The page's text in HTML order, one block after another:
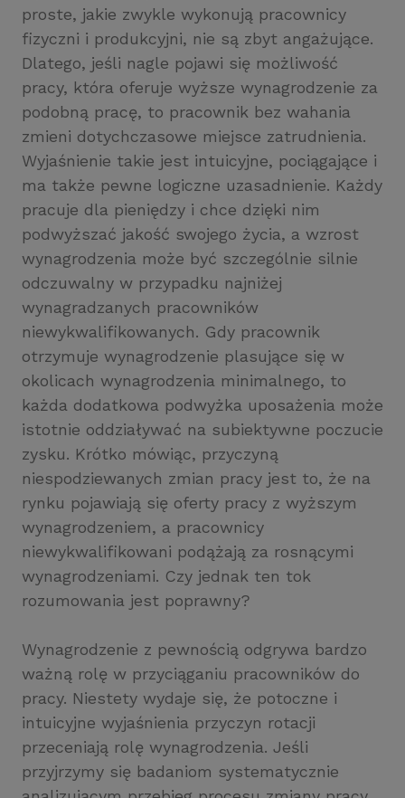
proste, jakie zwykle wykonują pracownicy
fizyczni i produkcyjni, nie są zbyt angażujące.
Dlatego, jeśli nagle pojawi się możliwość
pracy, która oferuje wyższe wynagrodzenie za
podobną pracę, to pracownik bez wahania
zmieni dotychczasowe miejsce zatrudnienia.
Wyjaśnienie takie jest intuicyjne, pociągające i
ma także pewne logiczne uzasadnienie. Każdy
pracuje dla pieniędzy i chce dzięki nim
podwyższać jakość swojego życia, a wzrost
wynagrodzenia może być szczególnie silnie
odczuwalny w przypadku najniżej
wynagradzanych pracowników
niewykwalifikowanych. Gdy pracownik
otrzymuje wynagrodzenie plasujące się w
okolicach wynagrodzenia minimalnego, to
każda dodatkowa podwyżka uposażenia może
istotnie oddziaływać na subiektywne poczucie
zysku. Krótko mówiąc, przyczyną
niespodziewanych zmian pracy jest to, że na
rynku pojawiają się oferty pracy z wyższym
wynagrodzeniem, a pracownicy
niewykwalifikowani podążają za rosnącymi
wynagrodzeniami. Czy jednak ten tok
rozumowania jest poprawny?
Wynagrodzenie z pewnością odgrywa bardzo
ważną rolę w przyciąganiu pracowników do
pracy. Niestety wydaje się, że potoczne i
intuicyjne wyjaśnienia przyczyn rotacji
przeceniają rolę wynagrodzenia. Jeśli
przyjrzymy się badaniom systematycznie